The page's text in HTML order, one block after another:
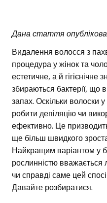
Дана стаття
Видалення волосся з
процедура у жінок та
естетичне, а й гігієнічне
збираються бактерії, що
запах. Оскільки волоски у
робити депіляцію чи
ефективно. Це
ще більш швидкого
Найкращим варіантом у
рослинністю вважається
чи справді саме цей
Давайте розбиратися.